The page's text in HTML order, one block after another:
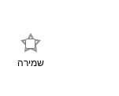
שמירה